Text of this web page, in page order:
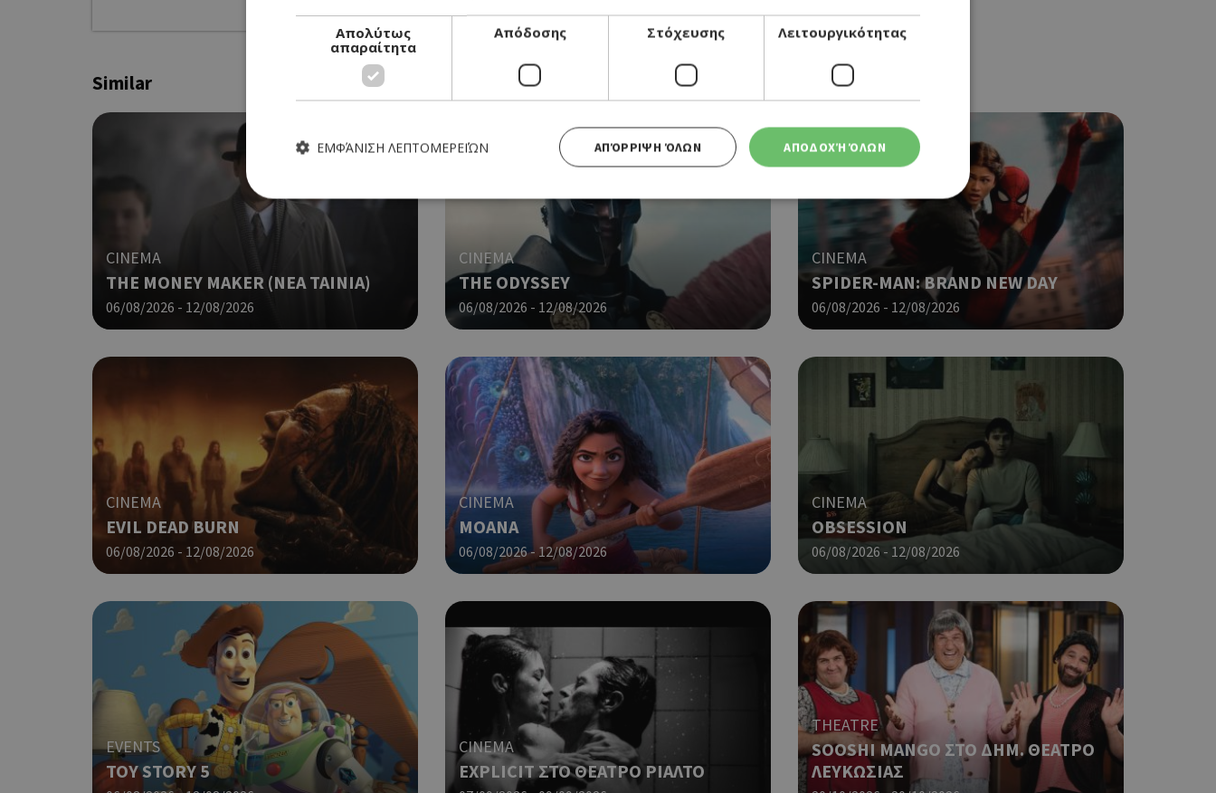
Similar
CINEMA
THE MONEY MAKER (ΝΕΑ ΤΑΙΝΙΑ)
06/08/2026 - 12/08/2026
CINEMA
THE ODYSSEY
06/08/2026 - 12/08/2026
CINEMA
SPIDER-MAN: BRAND NEW DAY
06/08/2026 - 12/08/2026
CINEMA
EVIL DEAD BURN
06/08/2026 - 12/08/2026
CINEMA
MOANA
06/08/2026 - 12/08/2026
CINEMA
OBSESSION
06/08/2026 - 12/08/2026
EVENTS
TOY STORY 5
CINEMA
EXPLICIT ΣΤΟ ΘΕΑΤΡΟ ΡΙΑΛΤΟ
THEATRE
SOOSHI MANGO ΣΤΟ ΔΗΜ. ΘΕΑΤΡΟ
ΛΕΥΚΩΣΙΑΣ
Απολύτως
απαραίτητα
Απόδοσης Στόχευσης Λειτουργικότητας
ΑΠΟΔΟΧΉ ΌΛΩΝ
ΑΠΌΡΡΙΨΗ ΌΛΩΝ
ΕΜΦΆΝΙΣΗ ΛΕΠΤΟΜΕΡΕΙΏΝ
Απολύτως απαραίτητα Απόδοσης Λειτουργικότητας
Τα απολύτως απαραίτητα cookies επιτρέπουν βασικές λειτουργίες του ιστότοπου, όπως τη σύνδεση χρήστη και τη διαχείριση λογαριασμού. Ο
ιστότοπος δεν μπορεί να χρησιμοποιηθεί σωστά χωρίς τα απολύτως απαραίτητα cookies.
Προμηθευτής
Πεδίο Λήξη Περιγραφή
G_ENABLED_IDPS
Google LLC
.cyprusen.wiz-
guide.com
συνεδρία Χρησιμοποιήθηκε για σύνδεση στο Google
PHPSESSID
PHP.net
cyprus.wiz-
guide.com
συνεδρία
Cookie που δημιουργείται από εφαρμογές που
βασίζονται στη γλώσσα PHP. Πρόκειται για ένα
αναγνωριστικό γενικού σκοπού που
χρησιμοποιείται για τη διατήρηση μεταβλητών
περιόδου λειτουργίας χρήστη. Συνήθως είναι
ένας τυχαίος αριθμός που δημιουργείται, ο
τρόπος με τον οποίο μπορεί να είναι
συγκεκριμένος για τον ιστότοπο, αλλά ένα καλό
παράδειγμα είναι η διατήρηση της κατάστασης
σύνδεσης για έναν χρήστη μεταξύ σελίδων.
.cyprus.wiz-
guide.com
takeOverCookie
cyprus.wiz-
guide.com
Χρησιμοποιείται για σκοπούς Capping δηλαδή να
εμφανίζει μόνο μια φορά την ημέρα στον χρήστη
διάφορες διαφημιστικές ενέργειες όπως είναι το
take over banner και τα push up και push down
banners.
ShowNewVisitorPopup
cyprus.wiz-
guide.com
10 χρόνια
Χρησιμοποιείται για σκοπούς Capping δηλαδή να
εμφανίζει μόνο μια φορά την ημέρα στον χρήστη
διάφορες διαφημιστικές ενέργειες όπως είναι το
Google Privacy Policy